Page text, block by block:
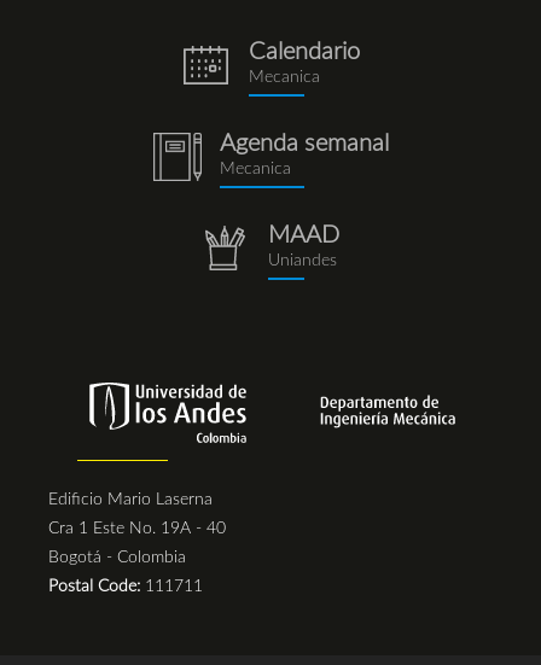
eventos.png
Calendario
Mecanica
notebook
(1).png
Agenda semanal
Mecanica
repositorio.png
MAAD
Uniandes
Edificio Mario Laserna
Cra 1 Este No. 19A - 40
Bogotá - Colombia
Postal Code: 111711